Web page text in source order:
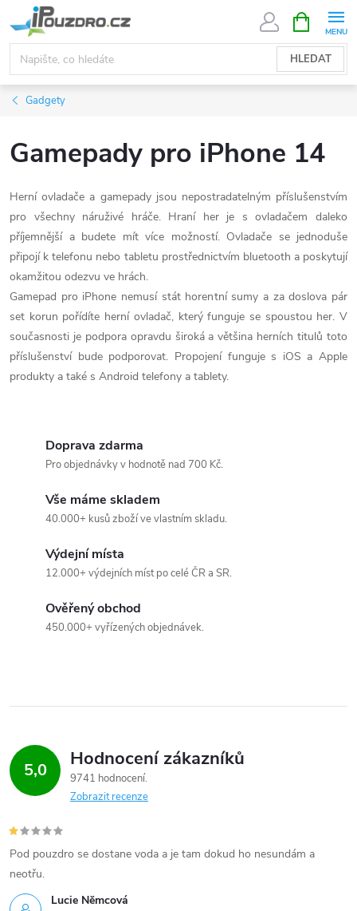
na
obsah
HLEDAT
NÁKUPNÍ
KOŠÍK
Gadgety
Gamepady pro iPhone 14
Herní ovladače a gamepady jsou nepostradatelným příslušenstvím
pro všechny náruživé hráče. Hraní her je s ovladačem daleko
příjemnější a budete mít více možností. Ovladače se jednoduše
připojí k telefonu nebo tabletu prostřednictvím bluetooth a poskytují
okamžitou odezvu ve hrách.
Gamepad pro iPhone nemusí stát horentní sumy a za doslova pár
set korun pořídíte herní ovladač, který funguje se spoustou her. V
současnosti je podpora opravdu široká a většina herních titulů toto
příslušenství bude podporovat. Propojení funguje s iOS a Apple
produkty a také s Android telefony a tablety.
Doprava zdarma
Pro objednávky v hodnotě nad 700 Kč.
Vše máme skladem
40.000+ kusů zboží ve vlastním skladu.
Výdejní místa
12.000+ výdejních míst po celé ČR a SR.
Ověřený obchod
450.000+ vyřízených objednávek.
5,0 Hodnocení zákazníků
9741 hodnocení
Zobrazit recenze
Lucie Nĕmcová
Pod pouzdro se dostane voda a je tam dokud ho nesundám a
neotřu.